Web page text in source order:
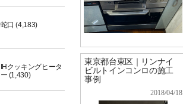
東京都台東区｜リンナイ
ビルトインコンロの施工
事例
2018/04/18
蛇口 (4,183)
IHクッキングヒータ
ー (1,430)